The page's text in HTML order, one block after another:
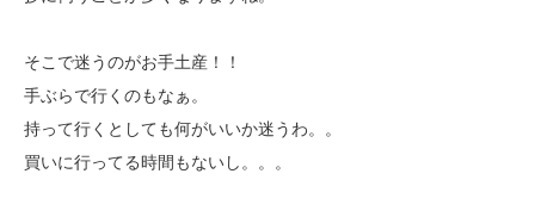
そこで迷うのがお手土産！！
手ぶらで行くのもなぁ。
持って行くとしても何がいいか迷うわ。。
買いに行ってる時間もないし。。。